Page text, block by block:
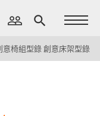
people_outline search
意椅組型錄創意床架型錄